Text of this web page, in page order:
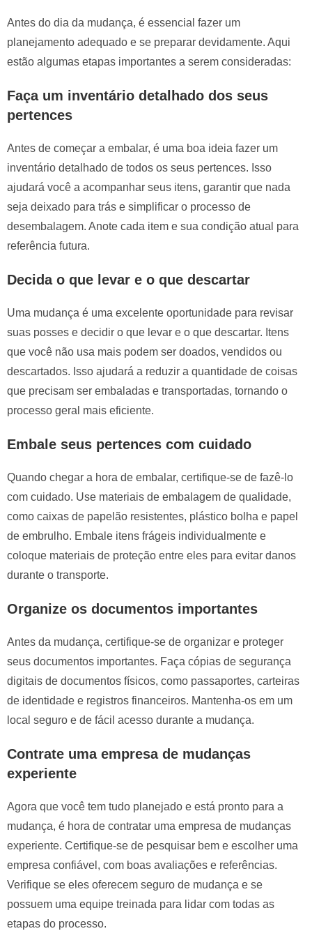
Antes do dia da mudança, é essencial fazer um
planejamento adequado e se preparar devidamente. Aqui
estão algumas etapas importantes a serem consideradas:
Faça um inventário detalhado dos seus
pertences
Antes de começar a embalar, é uma boa ideia fazer um
inventário detalhado de todos os seus pertences. Isso
ajudará você a acompanhar seus itens, garantir que nada
seja deixado para trás e simplificar o processo de
desembalagem. Anote cada item e sua condição atual para
referência futura.
Decida o que levar e o que descartar
Uma mudança é uma excelente oportunidade para revisar
suas posses e decidir o que levar e o que descartar. Itens
que você não usa mais podem ser doados, vendidos ou
descartados. Isso ajudará a reduzir a quantidade de coisas
que precisam ser embaladas e transportadas, tornando o
processo geral mais eficiente.
Embale seus pertences com cuidado
Quando chegar a hora de embalar, certifique-se de fazê-lo
com cuidado. Use materiais de embalagem de qualidade,
como caixas de papelão resistentes, plástico bolha e papel
de embrulho. Embale itens frágeis individualmente e
coloque materiais de proteção entre eles para evitar danos
durante o transporte.
Organize os documentos importantes
Antes da mudança, certifique-se de organizar e proteger
seus documentos importantes. Faça cópias de segurança
digitais de documentos físicos, como passaportes, carteiras
de identidade e registros financeiros. Mantenha-os em um
local seguro e de fácil acesso durante a mudança.
Contrate uma empresa de mudanças
experiente
Agora que você tem tudo planejado e está pronto para a
mudança, é hora de contratar uma empresa de mudanças
experiente. Certifique-se de pesquisar bem e escolher uma
empresa confiável, com boas avaliações e referências.
Verifique se eles oferecem seguro de mudança e se
possuem uma equipe treinada para lidar com todas as
etapas do processo.